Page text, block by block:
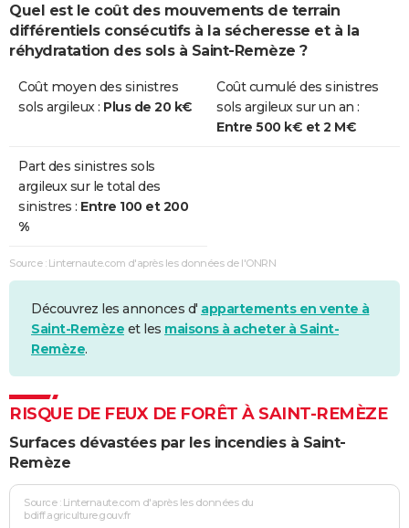
Quel est le coût des mouvements de terrain
différentiels consécutifs à la sécheresse et à la
réhydratation des sols à Saint-Remèze ?
Coût moyen des sinistres
sols argileux : Plus de 20 k€
Coût cumulé des sinistres
sols argileux sur un an :
Entre 500 k€ et 2 M€
Part des sinistres sols
argileux sur le total des
sinistres : Entre 100 et 200
%
Source : Linternaute.com d'après les données de l'ONRN
Découvrez les annonces d' appartements en vente à
Saint-Remèze et les maisons à acheter à Saint-
Remèze.
RISQUE DE FEUX DE FORÊT À SAINT-REMÈZE
Surfaces dévastées par les incendies à Saint-
Remèze
Source : Linternaute.com d'après les données du
bdiff.agriculture.gouv.fr